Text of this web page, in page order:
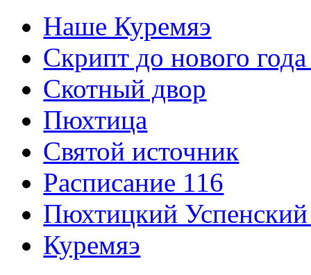
Наше Куремяэ
Скрипт до нового года
Cкотный двор
Пюхтица
Святой источник
Расписание 116
Пюхтицкий
Куремяэ